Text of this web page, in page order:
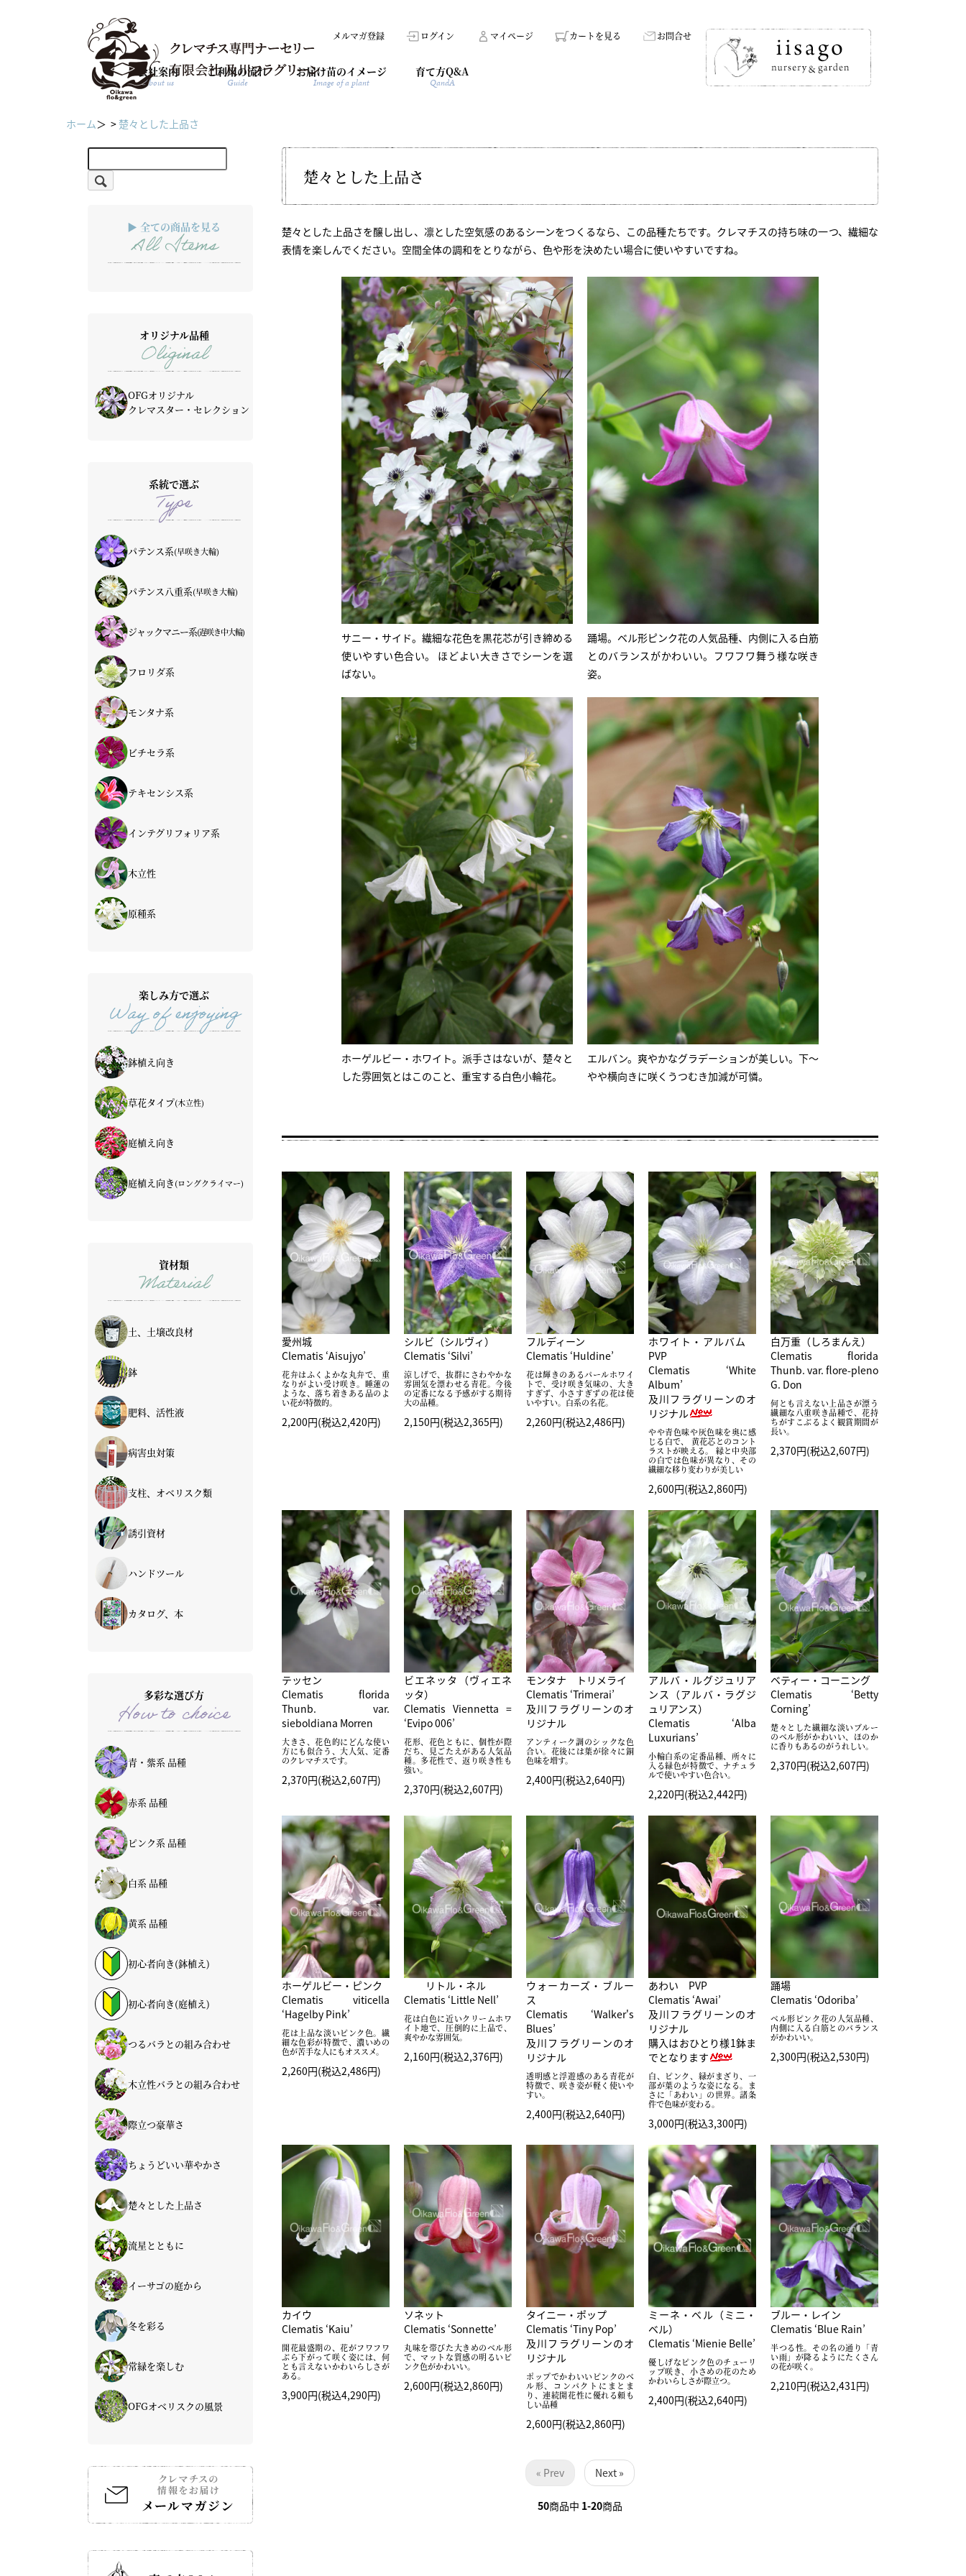
メルマガ登録 ログイン マイページ カートを見る お問合せ
会社案内
About us
ご利用の流れ
Guide
お届け苗のイメージ
Image of a plant
育て方Q&A
QandA
ホーム＞ > 楚々とした上品さ
▶ 全ての商品を見る
All Items
オリジナル品種
Oliginal
OFGオリジナル
クレマスター・セレクション
系統で選ぶ
Type
パテンス系(早咲き大輪)
青・紫系
赤系
ピンク系
白系
パテンス八重系(早咲き大輪)
青・紫系
赤系
ピンク系
白系
ジャックマニー系(遅咲き中大輪)
青・紫系
赤系
ピンク系
白系
フロリダ系
青・紫系
赤系
ピンク系
白系
モンタナ系
ピンク系
白系
ビチセラ系
青・紫系
赤系
ピンク系
白系
テキセンシス系
青・紫系
赤系
ピンク系
白系
インテグリフォリア系
青・紫系
赤系
ピンク系
白系
木立性
インテグリフォリア系
草ボタン類
フラミュラ系
原種系
楽しみ方で選ぶ
Way of enjoying
鉢植え向き
草花タイプ(木立性)
庭植え向き
庭植え向き(ロングクライマー)
資材類
Material
土、土壌改良材
土
土壌改良材
鉢
鉢
ルーツポーチ
イージーガーデニング
肥料、活性液
肥料
活性液
病害虫対策
支柱、オベリスク類
支柱
オベリスク
フェンス
誘引資材
ハンドツール
カタログ、本
多彩な選び方
How to choice
青・紫系 品種
赤系 品種
ピンク系 品種
白系 品種
黄系 品種
初心者向き(鉢植え)
初心者向き(庭植え)
つるバラとの組み合わせ
木立性バラとの組み合わせ
際立つ豪華さ
ちょうどいい華やかさ
楚々とした上品さ
流星とともに
イーサゴの庭から
冬を彩る
常緑を楽しむ
OFGオベリスクの風景
楚々とした上品さ
楚々とした上品さを醸し出し、凛とした空気感のあるシーンをつくるなら、この品種たちです。クレマチスの持ち味の一つ、繊細な
表情を楽しんでください。空間全体の調和をとりながら、色や形を決めたい場合に使いやすいですね。
サニー・サイド。繊細な花色を黒花芯が引き締める
使いやすい色合い。 ほどよい大きさでシーンを選
ばない。
踊場。ベル形ピンク花の人気品種、内側に入る白筋
とのバランスがかわいい。フワフワ舞う様な咲き
姿。
ホーゲルビー・ホワイト。派手さはないが、楚々と
した雰囲気とはこのこと、重宝する白色小輪花。
エルバン。爽やかなグラデーションが美しい。下～
やや横向きに咲くうつむき加減が可憐。
愛州城
Clematis ‘Aisujyo’
花弁はふくよかな丸弁で、重
なりがよい受け咲き。睡蓮の
ような、落ち着きある品のよ
い花が特徴的。
2,200円(税込2,420円)
シルビ（シルヴィ）
Clematis ‘Silvi’
涼しげで、抜群にさわやかな
雰囲気を漂わせる青花。今後
の定番になる予感がする期待
大の品種。
2,150円(税込2,365円)
フルディーン
Clematis ‘Huldine’
花は輝きのあるパールホワイ
トで、受け咲き気味の、大き
すぎず、小さすぎずの花は使
いやすい。白系の名花。
2,260円(税込2,486円)
ホワイト・アルバム
PVP
Clematis ‘White
Album’
及川フラグリーンのオ
リジナル
やや青色味や灰色味を奥に感
じる白で、 黄花芯とのコント
ラストが映える。 縁と中央部
の白では色味が異なり、その
繊細な移り変わりが美しい
2,600円(税込2,860円)
白万重（しろまんえ）
Clematis florida
Thunb. var. flore-pleno
G. Don
何とも言えない上品さが漂う
繊細な八重咲き品種で、花持
ちがすこぶるよく観賞期間が
長い。
2,370円(税込2,607円)
テッセン
Clematis florida
Thunb. var.
sieboldiana Morren
大きさ、花色的にどんな使い
方にも似合う、大人気、定番
のクレマチスです。
2,370円(税込2,607円)
ビエネッタ（ヴィエネ
ッタ）
Clematis Viennetta =
‘Evipo 006’
花形、花色ともに、個性が際
だち、見ごたえがある人気品
種。多花性で、返り咲き性も
強い。
2,370円(税込2,607円)
モンタナ トリメライ
Clematis ‘Trimerai’
及川フラグリーンのオ
リジナル
アンティーク調のシックな色
合い。花後には葉が徐々に銅
色味を増す。
2,400円(税込2,640円)
アルバ・ルグジュリア
ンス（アルバ・ラグジ
ュリアンス）
Clematis ‘Alba
Luxurians’
小輪白系の定番品種、所々に
入る緑色が特徴で、ナチュラ
ルで使いやすい色合い。
2,220円(税込2,442円)
ベティー・コーニング
Clematis ‘Betty
Corning’
楚々とした繊細な淡いブルー
のベル形がかわいい、ほのか
に香りもあるのがうれしい。
2,370円(税込2,607円)
ホーゲルビー・ピンク
Clematis viticella
‘Hagelby Pink’
花は上品な淡いピンク色。繊
細な色彩が特徴で、濃いめの
色が苦手な人にもオススメ。
2,260円(税込2,486円)
リトル・ネル
Clematis ‘Little Nell’
花は白色に近いクリームホワ
イト地で、圧倒的に上品で、
爽やかな雰囲気。
2,160円(税込2,376円)
ウォーカーズ・ブルー
ス
Clematis ‘Walker's
Blues’
及川フラグリーンのオ
リジナル
透明感と浮遊感のある青花が
特徴で、咲き姿が軽く使いや
すい。
2,400円(税込2,640円)
あわい PVP
Clematis ‘Awai’
及川フラグリーンのオ
リジナル
購入はおひとり様1鉢ま
でとなります
白、ピンク、緑がまざり、一
部が葉のような姿になる。ま
さに「あわい」の世界。諸条
件で色味が変わる。
3,000円(税込3,300円)
踊場
Clematis ‘Odoriba’
ベル形ピンク花の人気品種、
内側に入る白筋とのバランス
がかわいい。
2,300円(税込2,530円)
カイウ
Clematis ‘Kaiu’
開花最盛期の、花がフワフワ
ぶら下がって咲く姿には、何
とも言えないかわいらしさが
ある。
3,900円(税込4,290円)
ソネット
Clematis ‘Sonnette’
丸味を帯びた大きめのベル形
で、マットな質感の明るいピ
ンク色がかわいい。
2,600円(税込2,860円)
タイニー・ポップ
Clematis ‘Tiny Pop’
及川フラグリーンのオ
リジナル
ポップでかわいいピンクのベ
ル形、コンパクトにまとま
り、連続開花性に優れる頼も
しい品種
2,600円(税込2,860円)
ミーネ・ベル（ミニ・
ベル）
Clematis ‘Mienie Belle’
優しげなピンク色のチューリ
ップ咲き、小さめの花のため
かわいらしさが際立つ。
2,400円(税込2,640円)
ブルー・レイン
Clematis ‘Blue Rain’
半つる性。その名の通り「青
い雨」が降るようにたくさん
の花が咲く。
2,210円(税込2,431円)
« Prev Next »
50商品中 1-20商品